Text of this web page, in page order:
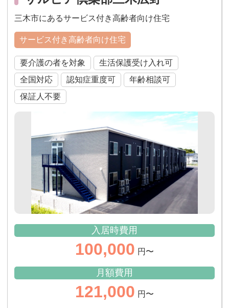
三木市にあるサービス付き高齢者向け住宅
サービス付き高齢者向け住宅
要介護の者を対象
生活保護受け入れ可
全国対応
認知症重度可
年齢相談可
保証人不要
入居時費用
100,000 円〜
月額費用
121,000 円〜